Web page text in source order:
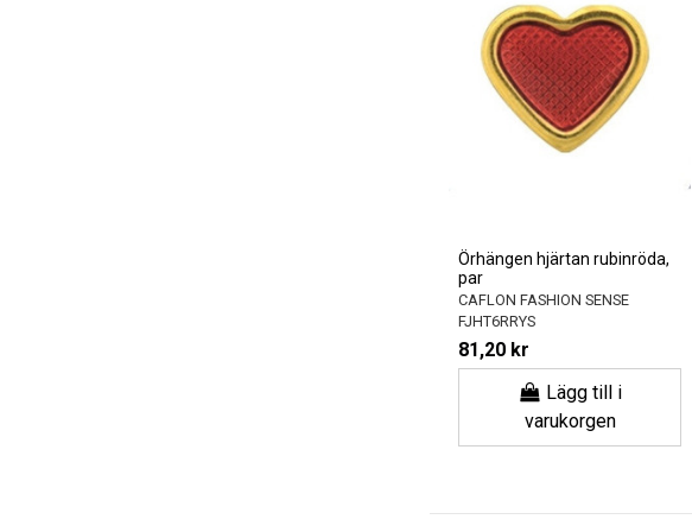
Örhängen hjärtan rubinröda,
par
CAFLON FASHION SENSE
FJHT6RRYS
81,20 kr
Lägg till i
varukorgen